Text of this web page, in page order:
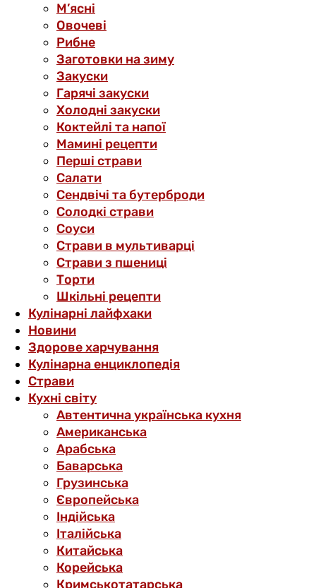
М’ясні
Овочеві
Рибне
Заготовки на зиму
Закуски
Гарячі закуски
Холодні закуски
Коктейлі та напої
Мамині рецепти
Перші страви
Салати
Сендвічі та бутерброди
Солодкі страви
Соуси
Страви в мультиварці
Страви з пшениці
Торти
Шкільні рецепти
Кулінарні лайфхаки
Новини
Здорове харчування
Кулінарна енциклопедія
Страви
Кухні світу
Автентична українська кухня
Американська
Арабська
Баварська
Грузинська
Європейська
Індійська
Італійська
Китайська
Корейська
Кримськотатарська